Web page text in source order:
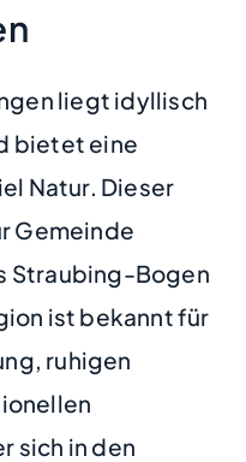
liegt idyllisch
bietet eine
Natur. Dieser
Gemeinde
Straubing-Bogen
ist bekannt für
ruhigen
sich in den